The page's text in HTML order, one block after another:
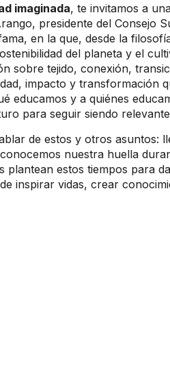
imaginada, te invitamos a
presidente del Consejo
en la que, desde la
del planeta y el
sobre tejido, conexión,
impacto y transformación
educamos y a quiénes
para seguir siendo
de estos y otros asuntos:
nuestra huella
plantean estos tiempos para
inspirar vidas, crear